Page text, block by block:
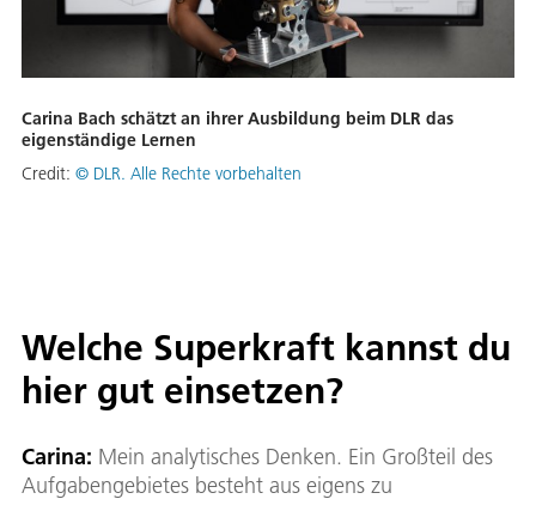
Carina Bach schätzt an ihrer Ausbildung beim DLR das
eigenständige Lernen
Credit: © DLR. Alle Rechte vorbehalten
Welche Superkraft kannst du
hier gut einsetzen?
Carina: Mein analytisches Denken. Ein Großteil des
Aufgabengebietes besteht aus eigens zu